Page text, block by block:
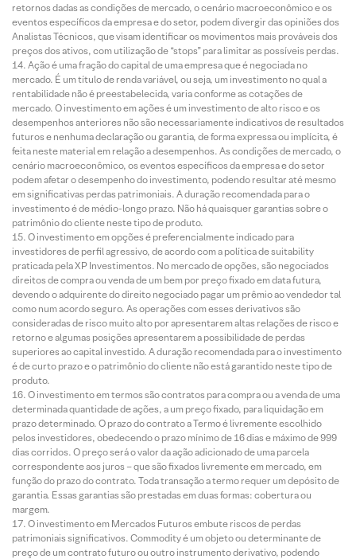
retornos dadas as condições de mercado, o cenário macroeconômico e os
eventos específicos da empresa e do setor, podem divergir das opiniões dos
Analistas Técnicos, que visam identificar os movimentos mais prováveis dos
preços dos ativos, com utilização de “stops” para limitar as possíveis perdas.
Ação é uma fração do capital de uma empresa que é negociada no
mercado. É um título de renda variável, ou seja, um investimento no qual a
rentabilidade não é preestabelecida, varia conforme as cotações de
mercado. O investimento em ações é um investimento de alto risco e os
desempenhos anteriores não são necessariamente indicativos de resultados
futuros e nenhuma declaração ou garantia, de forma expressa ou implícita, é
feita neste material em relação a desempenhos. As condições de mercado, o
cenário macroeconômico, os eventos específicos da empresa e do setor
podem afetar o desempenho do investimento, podendo resultar até mesmo
em significativas perdas patrimoniais. A duração recomendada para o
investimento é de médio-longo prazo. Não há quaisquer garantias sobre o
patrimônio do cliente neste tipo de produto.
O investimento em opções é preferencialmente indicado para
investidores de perfil agressivo, de acordo com a política de suitability
praticada pela XP Investimentos. No mercado de opções, são negociados
direitos de compra ou venda de um bem por preço fixado em data futura,
devendo o adquirente do direito negociado pagar um prêmio ao vendedor tal
como num acordo seguro. As operações com esses derivativos são
consideradas de risco muito alto por apresentarem altas relações de risco e
retorno e algumas posições apresentarem a possibilidade de perdas
superiores ao capital investido. A duração recomendada para o investimento
é de curto prazo e o patrimônio do cliente não está garantido neste tipo de
produto.
O investimento em termos são contratos para compra ou a venda de uma
determinada quantidade de ações, a um preço fixado, para liquidação em
prazo determinado. O prazo do contrato a Termo é livremente escolhido
pelos investidores, obedecendo o prazo mínimo de 16 dias e máximo de 999
dias corridos. O preço será o valor da ação adicionado de uma parcela
correspondente aos juros – que são fixados livremente em mercado, em
função do prazo do contrato. Toda transação a termo requer um depósito de
garantia. Essas garantias são prestadas em duas formas: cobertura ou
margem.
O investimento em Mercados Futuros embute riscos de perdas
patrimoniais significativos. Commodity é um objeto ou determinante de
preço de um contrato futuro ou outro instrumento derivativo, podendo